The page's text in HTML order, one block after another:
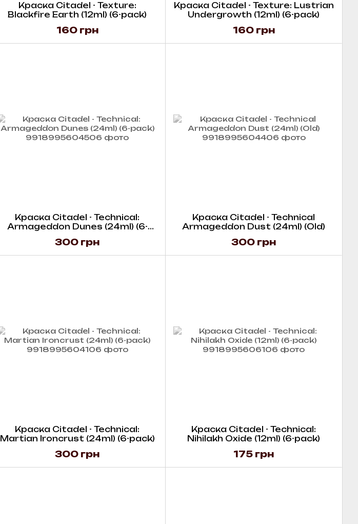
Краска Citadel - Texture:
Blackfire Earth (12ml) (6-pack)
160 грн
Краска Citadel - Texture: Lustrian
Undergrowth (12ml) (6-pack)
160 грн
Краска Citadel - Technical:
Armageddon Dunes (24ml) (6-
300 грн
Краска Citadel - Technical
Armageddon Dust (24ml) (Old)
300 грн
Краска Citadel - Technical:
Martian Ironcrust (24ml) (6-pack)
300 грн
Краска Citadel - Technical:
Nihilakh Oxide (12ml) (6-pack)
175 грн